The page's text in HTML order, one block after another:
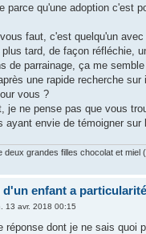
parce qu'une adoption c'est
faut, c'est quelqu'un
tard, de façon réfléchie,
de parrainage, ça me
une rapide recherche
vous ?
je ne pense pas que vous
ayant envie de témoigner
deux grandes filles chocolat et
d'un enfant a particularité
13 avr. 2018 00:15
réponse dont je ne sais quoi